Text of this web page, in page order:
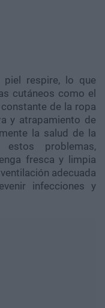
respire, lo que
cutáneos como el
de la ropa
y atrapamiento de
la salud de la
problemas,
fresca y limpia
adecuada
infecciones y